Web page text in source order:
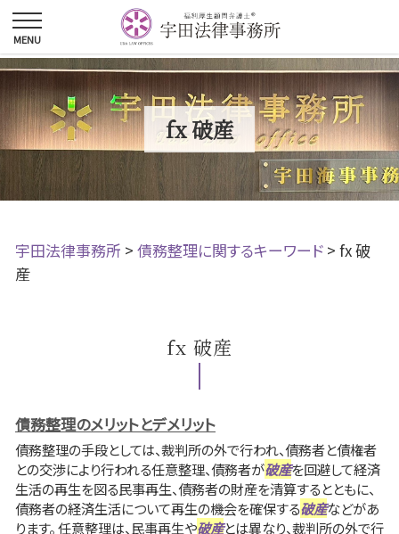
fx 破産
宇田法律事務所 > 債務整理に関するキーワード > fx 破
産
fx 破産
債務整理のメリットとデメリット
債務整理の手段としては、裁判所の外で行われ、債務者と債権者
との交渉により行われる任意整理、債務者が破産を回避して経済
生活の再生を図る民事再生、債務者の財産を清算するとともに、
債務者の経済生活について再生の機会を確保する破産などがあ
ります。 任意整理は、民事再生や破産とは異なり、裁判所の外で行